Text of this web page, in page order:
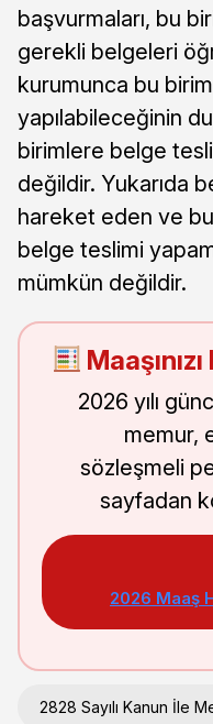
başvurmaları, bu
gerekli belgeleri
kurumunca bu
yapılabileceğinin
birimlere belge
değildir. Yukarıda
hareket eden ve
belge teslimi
mümkün değildir.
2026 yılı
memur,
sözleşmeli
sayfadan
2026 Maaş
2828 Sayılı Kanun İle